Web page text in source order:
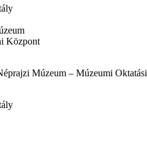
Központ
Múzeum – Múzeumi